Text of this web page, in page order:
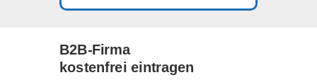
B2B-Firma
kostenfrei eintragen